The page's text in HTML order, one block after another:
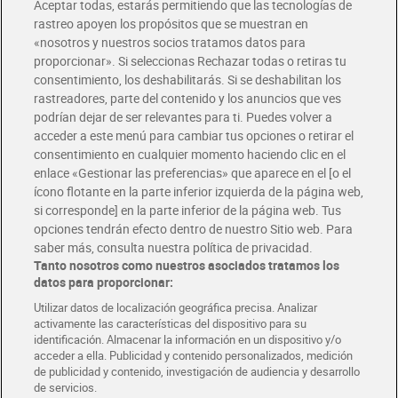
Envío estandar por 4,99€
Glovo y Uber Eats
Solicita tu factura de Glovo o Uber Eats
Únete al CLUB Dia
Disfruta las ventajas y ofertas exclusivas.
Descárgate la APP Dia
Folletos y Tiendas
Descubre las mejores ofertas y busca tu tienda más cercana
Tarjeta MaX Dia
Te devuelve hasta 8€/mes de tus compras.
¡Solicita tu tarjeta de crédito aquí!
COMER MEJOR CADA DIA
COLABORA CON DIA ABRE TU TIENDA DIA CORPORATE
Aceptar todas, estarás permitiendo que las tecnologías de
rastreo apoyen los propósitos que se muestran en
«nosotros y nuestros socios tratamos datos para
proporcionar». Si seleccionas Rechazar todas o retiras tu
consentimiento, los deshabilitarás. Si se deshabilitan los
rastreadores, parte del contenido y los anuncios que ves
podrían dejar de ser relevantes para ti. Puedes volver a
acceder a este menú para cambiar tus opciones o retirar el
consentimiento en cualquier momento haciendo clic en el
enlace «Gestionar las preferencias» que aparece en el [o el
ícono flotante en la parte inferior izquierda de la página web,
si corresponde] en la parte inferior de la página web. Tus
opciones tendrán efecto dentro de nuestro Sitio web. Para
saber más, consulta nuestra política de privacidad.
Tanto nosotros como nuestros asociados tratamos los
datos para proporcionar:
Utilizar datos de localización geográfica precisa. Analizar
activamente las características del dispositivo para su
identificación. Almacenar la información en un dispositivo y/o
acceder a ella. Publicidad y contenido personalizados, medición
de publicidad y contenido, investigación de audiencia y desarrollo
de servicios.